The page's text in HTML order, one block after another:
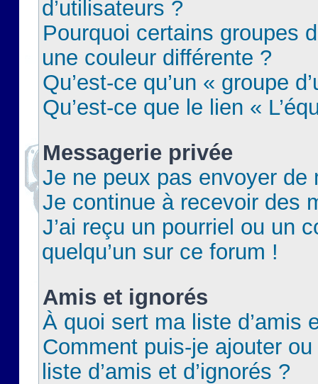
d’utilisateurs ?
Pourquoi certains groupes
une couleur différente ?
Qu’est-ce qu’un « groupe
Qu’est-ce que le lien «
Messagerie privée
Je ne peux pas envoyer de
Je continue à recevoir des
J’ai reçu un pourriel ou un
quelqu’un sur ce forum !
Amis et ignorés
À quoi sert ma liste d’amis
Comment puis-je ajouter
liste d’amis et d’ignorés ?